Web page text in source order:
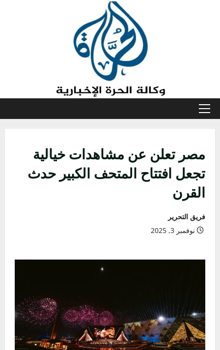
القائمة
مصر تعلن عن مشاهدات خيالية
تجعل افتتاح المتحف الكبير حدث
القرن
فريق التحرير
نوفمبر 3, 2025